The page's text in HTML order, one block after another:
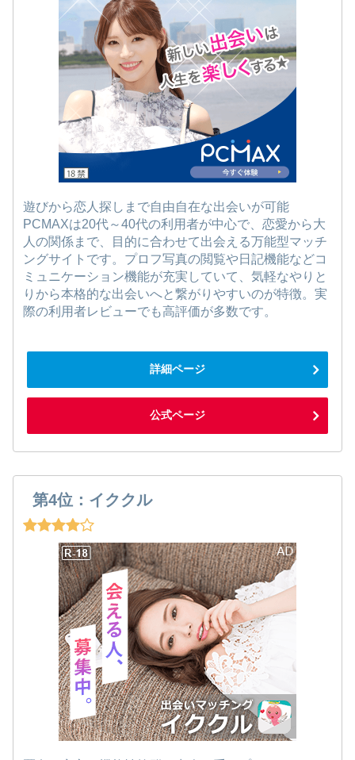
遊びから恋人探しまで自由自在な出会いが可能
PCMAXは20代～40代の利用者が中心で、恋愛から大
人の関係まで、目的に合わせて出会える万能型マッチ
ングサイトです。プロフ写真の閲覧や日記機能などコ
ミュニケーション機能が充実していて、気軽なやりと
りから本格的な出会いへと繋がりやすいのが特徴。実
際の利用者レビューでも高評価が多数です。
詳細ページ
公式ページ
第4位：イククル